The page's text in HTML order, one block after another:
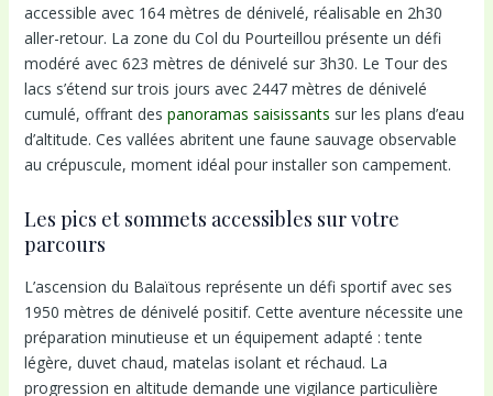
accessible avec 164 mètres de dénivelé, réalisable en 2h30
aller-retour. La zone du Col du Pourteillou présente un défi
modéré avec 623 mètres de dénivelé sur 3h30. Le Tour des
lacs s’étend sur trois jours avec 2447 mètres de dénivelé
cumulé, offrant des panoramas saisissants sur les plans d’eau
d’altitude. Ces vallées abritent une faune sauvage observable
au crépuscule, moment idéal pour installer son campement.
Les pics et sommets accessibles sur votre
parcours
L’ascension du Balaïtous représente un défi sportif avec ses
1950 mètres de dénivelé positif. Cette aventure nécessite une
préparation minutieuse et un équipement adapté : tente
légère, duvet chaud, matelas isolant et réchaud. La
progression en altitude demande une vigilance particulière